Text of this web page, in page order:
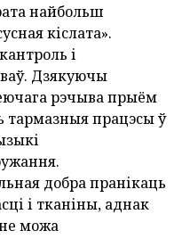
найбольш
кіслата».
і
Дзякуючы
рэчыва прыём
тармазныя працэсы ў
добра пранікаць
і тканіны, аднак
можа